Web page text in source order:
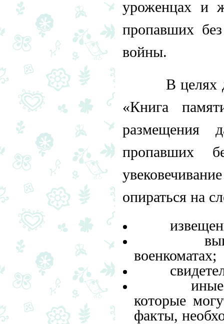
уроженцах и
пропавших
войны.
В целях
«Книга
размещения
пропавших
опираться на
извещение
выписка
военкоматах;
иные
которые
факты,